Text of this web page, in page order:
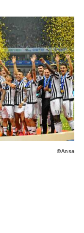
©Ansa